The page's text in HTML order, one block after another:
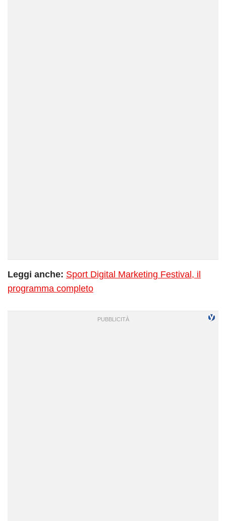
Leggi anche: Sport Digital Marketing Festival, il
programma completo